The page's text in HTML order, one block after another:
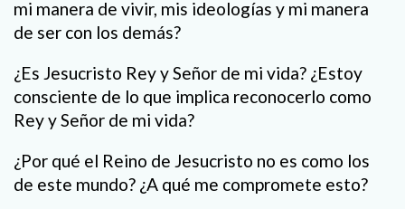
mi manera de vivir, mis ideologías y mi manera
de ser con los demás?
¿Es Jesucristo Rey y Señor de mi vida? ¿Estoy
consciente de lo que implica reconocerlo como
Rey y Señor de mi vida?
¿Por qué el Reino de Jesucristo no es como los
de este mundo? ¿A qué me compromete esto?